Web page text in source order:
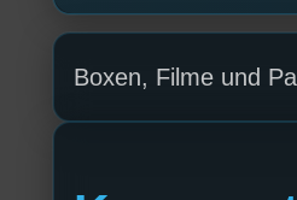
Boxen, Filme und